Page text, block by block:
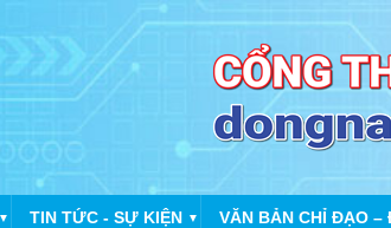
▼ TIN TỨC - SỰ KIỆN ▼ VĂN BẢN CHỈ ĐẠO –